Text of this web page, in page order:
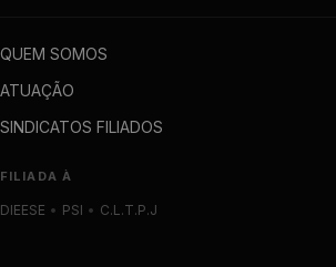
QUEM SOMOS
ATUAÇÃO
SINDICATOS FILIADOS
FILIADA À
DIEESE • PSI • C.L.T.P.J